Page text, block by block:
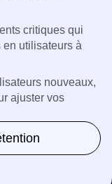
critiques qui
utilisateurs à
nouveaux,
ajuster vos